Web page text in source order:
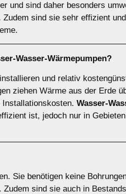
und sind daher besonders
sind sie sehr effizient
Wasser-Wärmepumpen?
und relativ
ziehen Wärme aus der Erde
Wasser-
ist, jedoch nur in
Sie benötigen keine
sind sie auch in